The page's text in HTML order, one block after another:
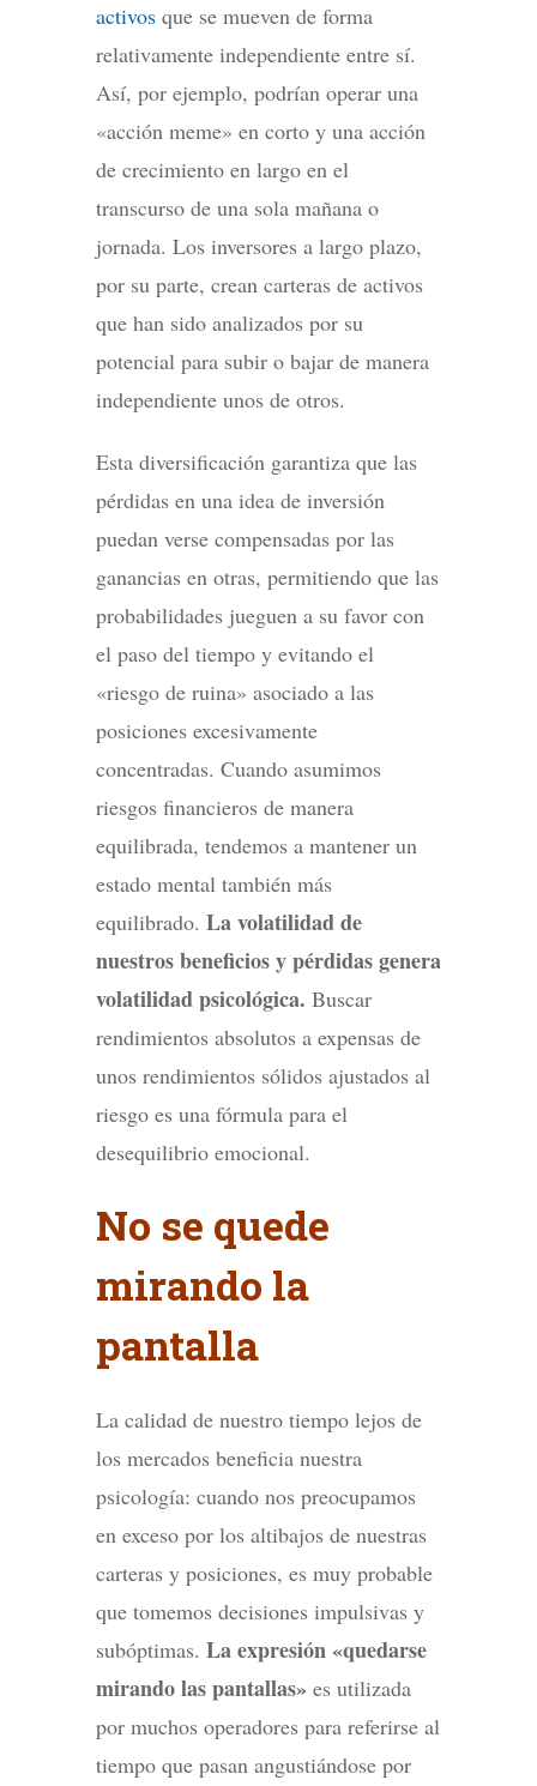
activos que se mueven de forma
relativamente independiente entre sí.
Así, por ejemplo, podrían operar una
«acción meme» en corto y una acción
de crecimiento en largo en el
transcurso de una sola mañana o
jornada. Los inversores a largo plazo,
por su parte, crean carteras de activos
que han sido analizados por su
potencial para subir o bajar de manera
independiente unos de otros.
Esta diversificación garantiza que las
pérdidas en una idea de inversión
puedan verse compensadas por las
ganancias en otras, permitiendo que las
probabilidades jueguen a su favor con
el paso del tiempo y evitando el
«riesgo de ruina» asociado a las
posiciones excesivamente
concentradas. Cuando asumimos
riesgos financieros de manera
equilibrada, tendemos a mantener un
estado mental también más
equilibrado. La volatilidad de
nuestros beneficios y pérdidas genera
volatilidad psicológica. Buscar
rendimientos absolutos a expensas de
unos rendimientos sólidos ajustados al
riesgo es una fórmula para el
desequilibrio emocional.
No se quede
mirando la
pantalla
La calidad de nuestro tiempo lejos de
los mercados beneficia nuestra
psicología: cuando nos preocupamos
en exceso por los altibajos de nuestras
carteras y posiciones, es muy probable
que tomemos decisiones impulsivas y
subóptimas. La expresión «quedarse
mirando las pantallas» es utilizada
por muchos operadores para referirse al
tiempo que pasan angustiándose por